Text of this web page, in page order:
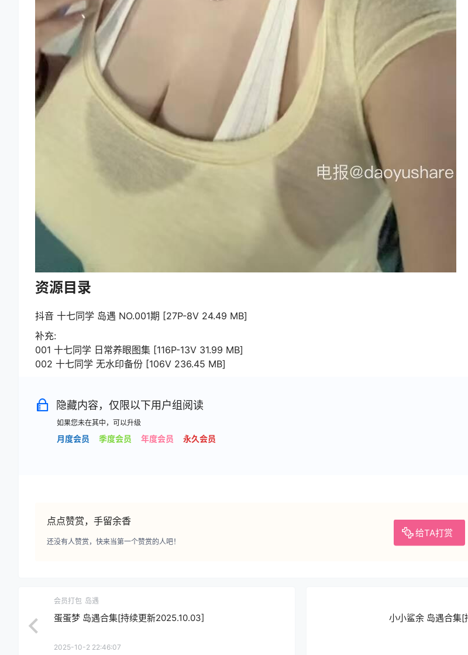
资源目录
抖音 十七同学 岛遇 NO.001期 [27P-8V 24.49 MB]
补充:
001 十七同学 日常养眼图集 [116P-13V 31.99 MB]
002 十七同学 无水印备份 [106V 236.45 MB]
隐藏内容，仅限以下用户组阅读
如果您未在其中，可以升级
月度会员 季度会员 年度会员 永久会员
点点赞赏，手留余香
给TA打赏
还没有人赞赏，快来当第一个赞赏的人吧！
会员打包 岛遇
蛋蛋梦 岛遇合集[持续更新2025.10.03]
2025-10-2 22:46:07
小小鲨余 岛遇合集